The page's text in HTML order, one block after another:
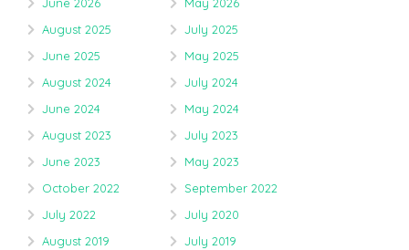
August 2025
July 2025
June 2025
May 2025
August 2024
July 2024
June 2024
May 2024
August 2023
July 2023
June 2023
May 2023
October 2022
September 2022
July 2022
July 2020
August 2019
July 2019